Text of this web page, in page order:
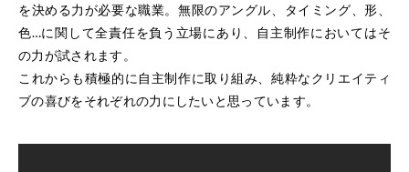
を決める力が必要な職業。無限のアングル、タイミング、形、
色…に関して全責任を負う立場にあり、自主制作においてはそ
の力が試されます。
これからも積極的に自主制作に取り組み、純粋なクリエイティ
ブの喜びをそれぞれの力にしたいと思っています。